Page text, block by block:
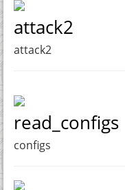
attack2
attack2
read_configs
configs